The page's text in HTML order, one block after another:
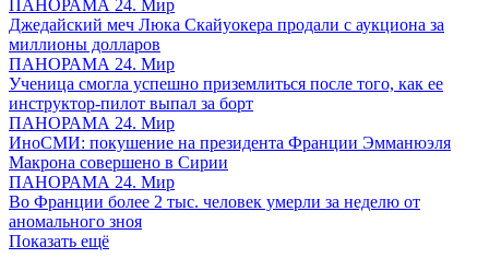
ПАНОРАМА 24. Мир
Джедайский меч Люка Скайуокера продали с аукциона за
миллионы долларов
ПАНОРАМА 24. Мир
Ученица смогла успешно приземлиться после того, как ее
инструктор-пилот выпал за борт
ПАНОРАМА 24. Мир
ИноСМИ: покушение на президента Франции Эмманюэля
Макрона совершено в Сирии
ПАНОРАМА 24. Мир
Во Франции более 2 тыс. человек умерли за неделю от
аномального зноя
Показать ещё